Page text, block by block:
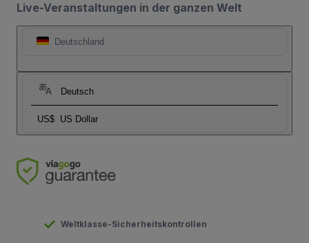
Live-Veranstaltungen in der ganzen Welt
Deutschland
Deutsch
US$ US Dollar
Weltklasse-Sicherheitskontrollen